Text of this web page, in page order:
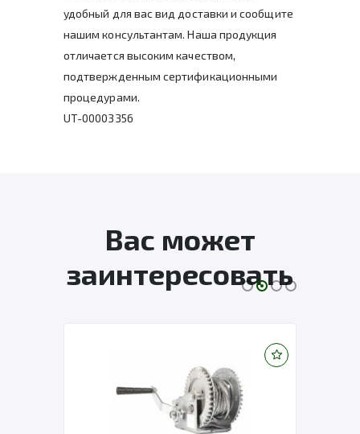
удобный для вас вид доставки и сообщите
нашим консультантам. Наша продукция
отличается высоким качеством,
подтвержденным сертификационными
процедурами.
UT-00003356
Вас может
заинтересовать